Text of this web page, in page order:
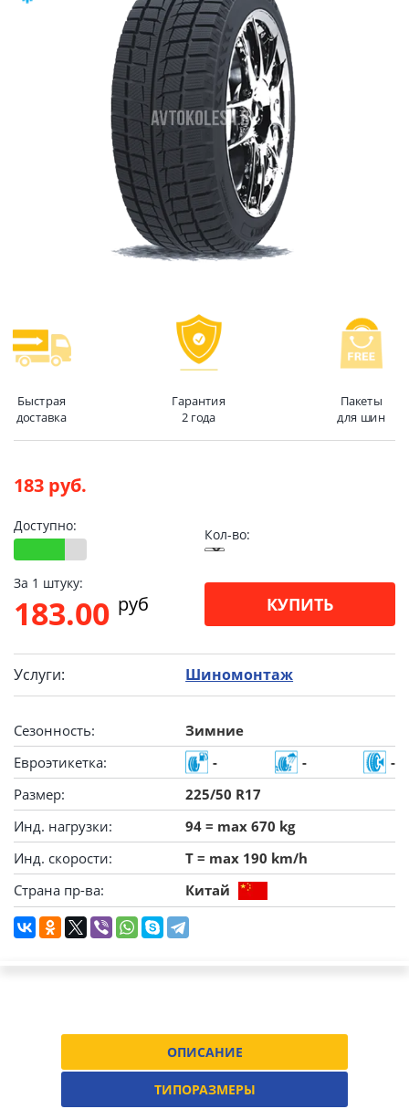
Быстрая
доставка
Гарантия
2 года
Пакеты
для шин
183 руб.
Доступно:
Кол-во:
За 1 штуку:
183.00 pуб КУПИТЬ
Услуги: Шиномонтаж
Сезонность:
Зимние
Евроэтикетка:
- -
-
Размер:
225/50 R17
Инд. нагрузки:
94 = max 670 kg
Инд. скорости:
T = max 190 km/h
Страна пр-ва:
Китай
ОПИСАНИЕ
ТИПОРАЗМЕРЫ